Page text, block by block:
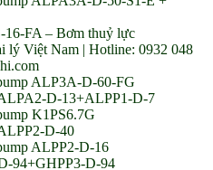
16-FA – Bơm thuỷ lực
Việt Nam | Hotline: 0932 048
ALP3A-D-60-FG
D-13+ALPP1-D-7
K1PS6.7G
D-40
ALPP2-D-16
94+GHPP3-D-94